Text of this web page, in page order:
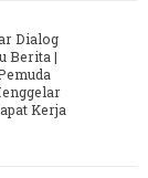
Dialog
Berita |
Kerja